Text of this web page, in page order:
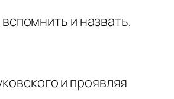
и назвать,
и проявляя